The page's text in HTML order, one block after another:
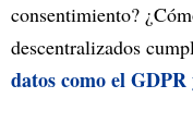
consentimiento?
descentralizados
datos como el